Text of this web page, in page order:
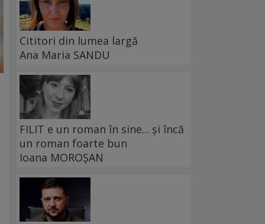
Cititori din lumea largă
Ana Maria SANDU
FILIT e un roman în sine... și încă
un roman foarte bun
Ioana MOROȘAN